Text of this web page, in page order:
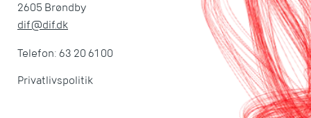
2605 Brøndby
dif@dif.dk
Telefon: 63 20 61 00
Privatlivspolitik